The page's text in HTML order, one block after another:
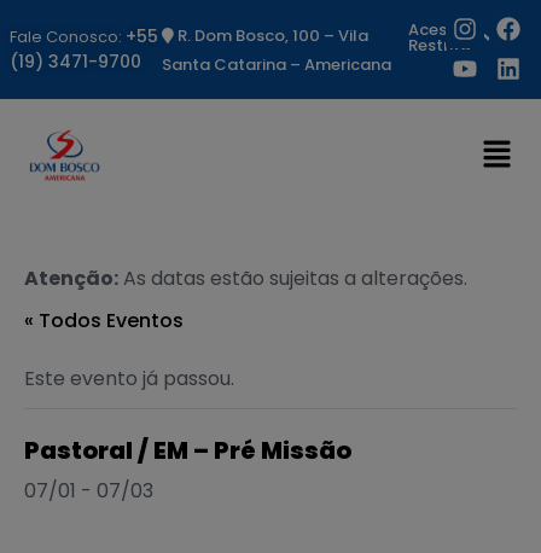
Fale Conosco: +55
(19) 3471-9700
R. Dom Bosco, 100 – Vila
Santa Catarina – Americana
Acesso
Restrito
Atenção:As datas estão sujeitas a alterações.
« Todos Eventos
Este evento já passou.
Pastoral / EM – Pré Missão
07/01 - 07/03